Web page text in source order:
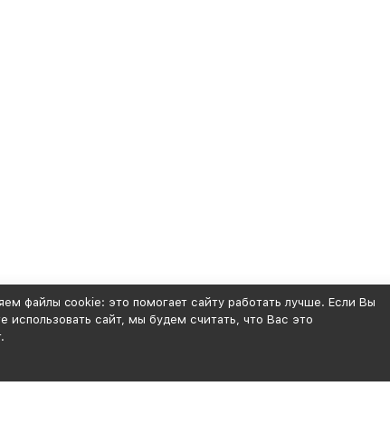
файлы cookie: это помогает сайту работать лучше. Если Вы
использовать сайт, мы будем считать, что Вас это